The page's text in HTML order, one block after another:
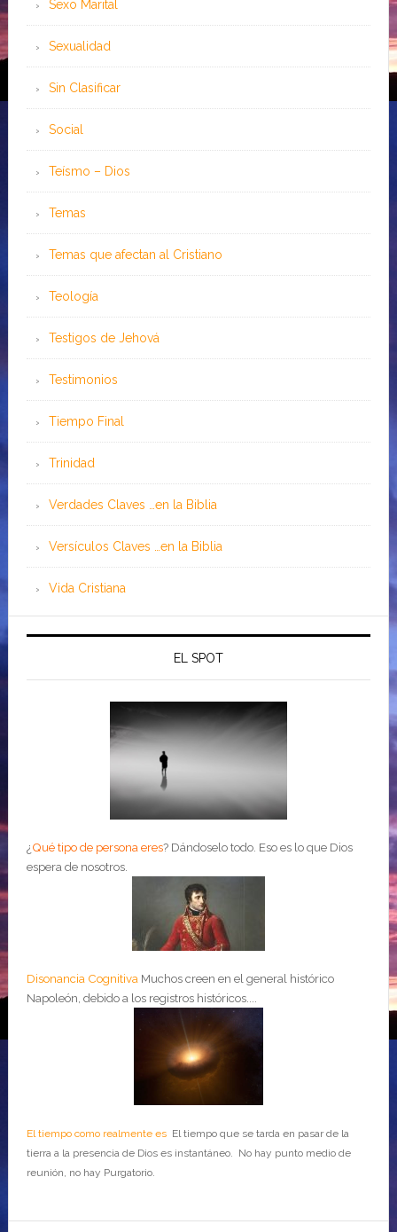
Sexo Marital
Sexualidad
Sin Clasificar
Social
Teísmo – Dios
Temas
Temas que afectan al Cristiano
Teología
Testigos de Jehová
Testimonios
Tiempo Final
Trinidad
Verdades Claves …en la Biblia
Versículos Claves …en la Biblia
Vida Cristiana
EL SPOT
¿Qué tipo de persona eres? Dándoselo todo. Eso es lo que Dios
espera de nosotros.
Disonancia Cognitiva Muchos creen en el general histórico
Napoleón, debido a los registros históricos....
El tiempo como realmente esEl tiempo que se tarda en pasar de la
tierra a la presencia de Dios es instantáneo. No hay punto medio de
reunión, no hay Purgatorio.